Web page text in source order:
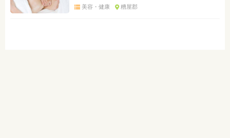
美容・健康
糟屋郡